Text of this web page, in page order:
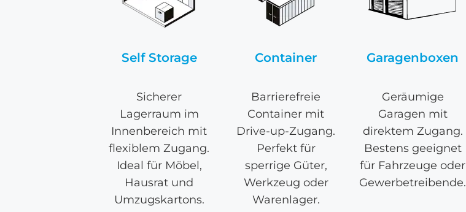
Self Storage
Sicherer
Lagerraum im
Innenbereich mit
flexiblem Zugang.
Ideal für Möbel,
Hausrat und
Umzugskartons.
Container
Barrierefreie
Container mit
Drive-up-Zugang.
Perfekt für
sperrige Güter,
Werkzeug oder
Warenlager.
Garagenboxen
Geräumige
Garagen mit
direktem Zugang.
Bestens geeignet
für Fahrzeuge oder
Gewerbetreibende.